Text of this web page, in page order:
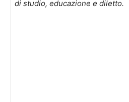
di studio, educazione e diletto.